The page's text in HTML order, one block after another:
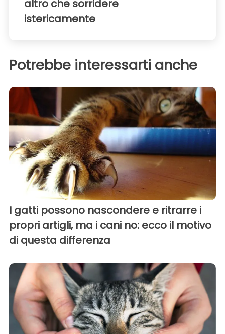
altro che sorridere
istericamente
Potrebbe interessarti anche
I gatti possono nascondere e ritrarre i
propri artigli, ma i cani no: ecco il motivo
di questa differenza